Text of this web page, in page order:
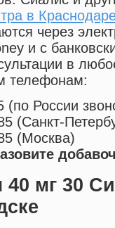
в
через
и с
в
телефонам:
(по России
(Санкт-
(Москва)
мг 30